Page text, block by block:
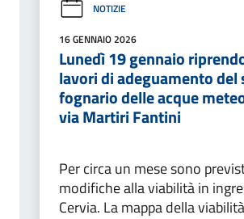
NOTIZIE
16 GENNAIO 2026
Lunedì 19 gennaio
lavori di adeguamento del
fognario delle acque
via Martiri Fantini
Per circa un mese sono
modifiche alla viabilità in
Cervia. La mappa della